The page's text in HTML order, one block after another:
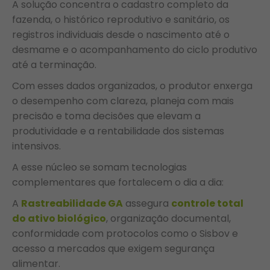
A solução concentra o cadastro completo da
fazenda, o histórico reprodutivo e sanitário, os
registros individuais desde o nascimento até o
desmame e o acompanhamento do ciclo produtivo
até a terminação.
Com esses dados organizados, o produtor enxerga
o desempenho com clareza, planeja com mais
precisão e toma decisões que elevam a
produtividade e a rentabilidade dos sistemas
intensivos.
A esse núcleo se somam tecnologias
complementares que fortalecem o dia a dia:
A Rastreabilidade GA assegura controle total
do ativo biológico, organização documental,
conformidade com protocolos como o Sisbov e
acesso a mercados que exigem segurança
alimentar.